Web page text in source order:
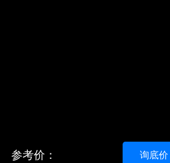
参考价： 询底价